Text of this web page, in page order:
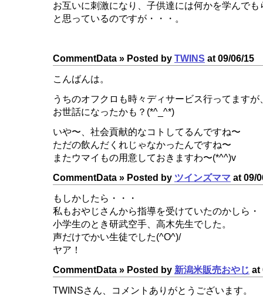
お互いに刺激になり、子供達には何かを学んでも
と思っているのですが・・・。
CommentData » Posted by TWINS at 09/06/15
こんばんは。
うちのオフクロも時々ディサービス行ってますが
お世話になったかも？(*^_^*)
いや〜、社会貢献的なコトしてるんですね〜
ただの飲んだくれじゃなかったんですね〜
またウマイもの用意しておきますわ〜(*^^)v
CommentData » Posted by ツインズママ at 09/
もしかしたら・・・
私もおやじさんから指導を受けていたのかしら・
小学生のとき研武空手、高木先生でした。
声だけでかい生徒でした(^O^)/
ヤア！
CommentData » Posted by 新潟米販売おやじ at
TWINSさん、コメントありがとうございます。